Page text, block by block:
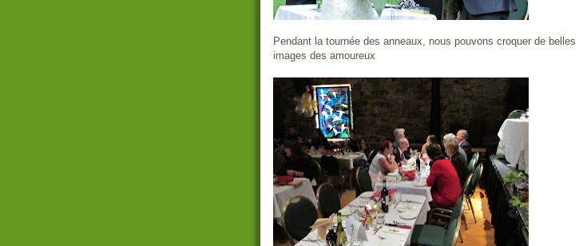
Pendant la tournée des anneaux, nous pouvons croquer de belles
images des amoureux